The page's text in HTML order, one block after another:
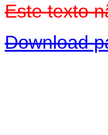
Este texto
Download